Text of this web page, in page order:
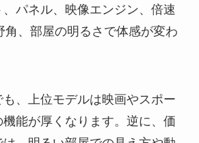
パネル、映像エンジン、倍速
角、部屋の明るさで体感が変わ
、上位モデルは映画やスポー
能が厚くなります。逆に、価